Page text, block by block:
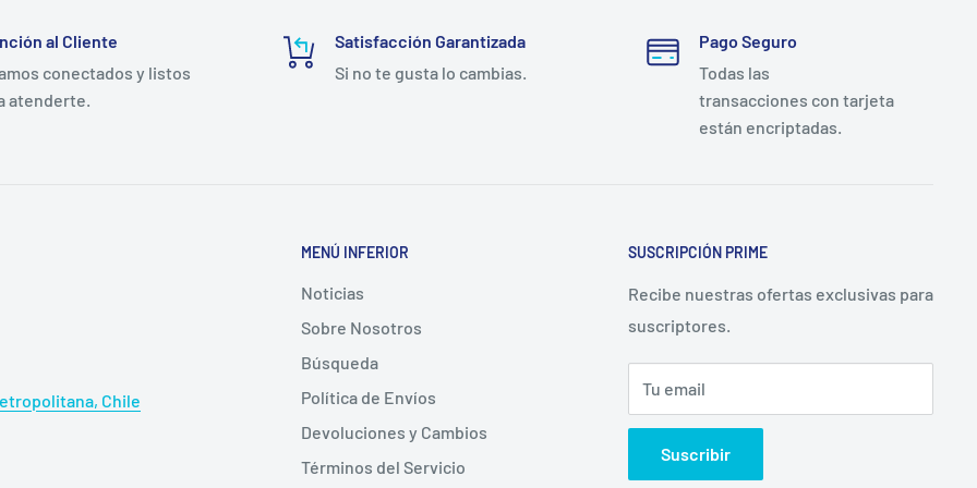
abrir el sobre
que preserva la
vigencia de 5 años
sin sangrado
al Cliente
conectados y listos
atenderte.
Satisfacción Garantizada
Si no te gusta lo cambias.
Pago Seguro
Todas las
transacciones con tarjeta
están encriptadas.
Chile
MENÚ INFERIOR
Noticias
Sobre Nosotros
Búsqueda
Política de Envíos
Devoluciones y Cambios
Términos del Servicio
SUSCRIPCIÓN PRIME
Recibe nuestras ofertas exclusivas para
suscriptores.
Tu email
Suscribir